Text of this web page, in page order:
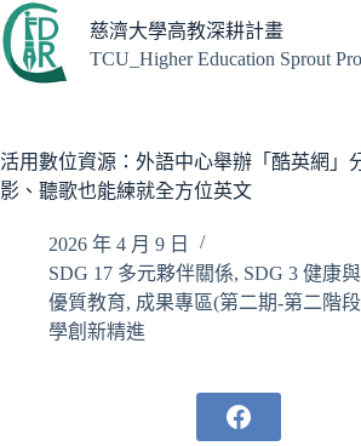
跳
至
主
容
慈濟大學高教深耕計畫
TCU_Higher Education Sprout
活用數位資源：外語中心舉辦「酷英網」
影、聽歌也能練就全方位英文
2026 年 4 月 9 日
SDG 17 多元夥伴關係, SDG 3 健康
優質教育, 成果專區(第二期-第二階
學創新精進